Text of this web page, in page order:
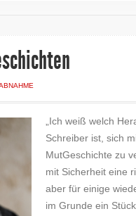
„Ich weiß welch
Schreiber ist, sich
MutGeschichte zu
mit Sicherheit eine
aber für einige
im Grunde ein